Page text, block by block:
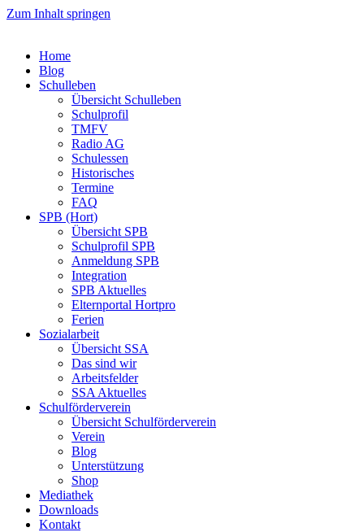
Zum Inhalt springen
Home
Blog
Schulleben
Übersicht Schulleben
Schulprofil
TMFV
Radio AG
Schulessen
Historisches
Termine
FAQ
SPB (Hort)
Übersicht SPB
Schulprofil SPB
Anmeldung SPB
Integration
SPB Aktuelles
Elternportal Hortpro
Ferien
Sozialarbeit
Übersicht SSA
Das sind wir
Arbeitsfelder
SSA Aktuelles
Schulförderverein
Übersicht Schulförderverein
Verein
Blog
Unterstützung
Shop
Mediathek
Downloads
Kontakt